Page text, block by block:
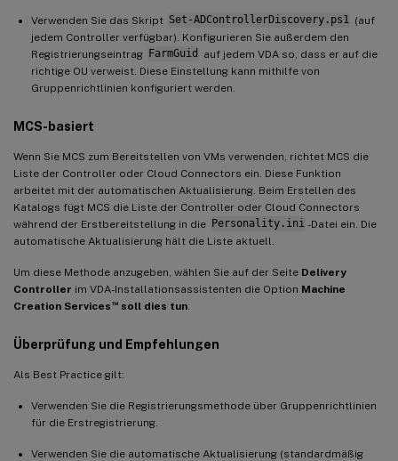
Verwenden Sie das Skript Set-ADControllerDiscovery.ps1 (auf
jedem Controller verfügbar). Konfigurieren Sie außerdem den
Registrierungseintrag FarmGuid
auf jedem VDA so, dass er auf die
richtige OU verweist. Diese Einstellung kann mithilfe von
Gruppenrichtlinien konfiguriert werden.
MCS-basiert
Wenn Sie MCS zum Bereitstellen von VMs verwenden, richtet MCS die
Liste der Controller oder Cloud Connectors ein. Diese Funktion
arbeitet mit der automatischen Aktualisierung. Beim Erstellen des
Katalogs fügt MCS die Liste der Controller oder Cloud Connectors
während der Erstbereitstellung in die Personality.ini -Datei ein. Die
automatische Aktualisierung hält die Liste aktuell.
Um diese Methode anzugeben, wählen Sie auf der Seite Delivery
Controller im VDA-Installationsassistenten die Option Machine
Creation Services ™soll dies tun.
Überprüfung und Empfehlungen
Als Best Practice gilt:
Verwenden Sie die Registrierungsmethode über Gruppenrichtlinien
für die Erstregistrierung.
Verwenden Sie die automatische Aktualisierung (standardmäßig